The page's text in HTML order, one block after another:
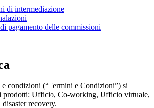
di intermediazione
pagamento delle commissioni
e condizioni (“Termini e Condizioni”) si
prodotti: Ufficio, Co-working, Ufficio virtuale,
recovery.